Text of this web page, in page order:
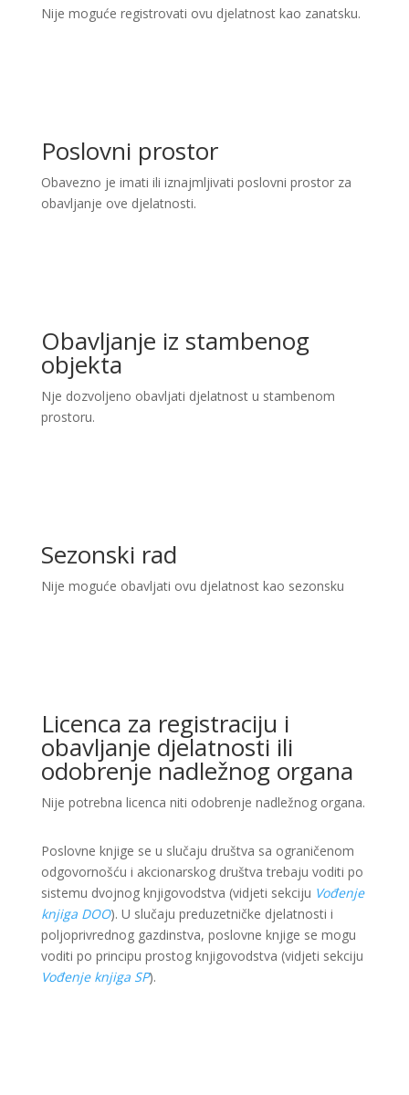
Nije moguće registrovati ovu djelatnost kao zanatsku.
Poslovni prostor
Obavezno je imati ili iznajmljivati poslovni prostor za
obavljanje ove djelatnosti.
Obavljanje iz stambenog
objekta
Nje dozvoljeno obavljati djelatnost u stambenom
prostoru.
Sezonski rad
Nije moguće obavljati ovu djelatnost kao sezonsku
Licenca za registraciju i
obavljanje djelatnosti ili
odobrenje nadležnog organa
Nije potrebna licenca niti odobrenje nadležnog organa.
Poslovne knjige se u slučaju društva sa ograničenom
odgovornošću i akcionarskog društva trebaju voditi po
sistemu dvojnog knjigovodstva (vidjeti sekciju Vođenje
knjiga DOO). U slučaju preduzetničke djelatnosti i
poljoprivrednog gazdinstva, poslovne knjige se mogu
voditi po principu prostog knjigovodstva (vidjeti sekciju
Vođenje knjiga SP).